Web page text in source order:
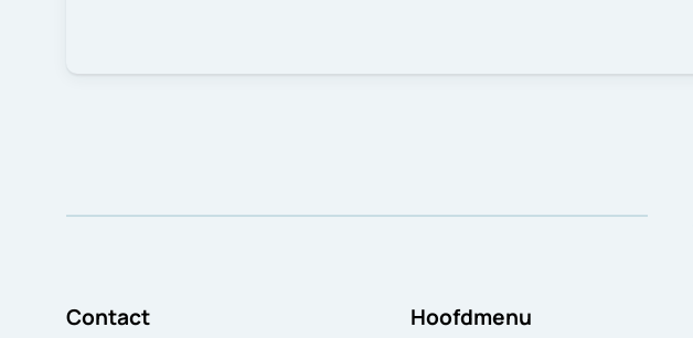
Contact Hoofdmenu